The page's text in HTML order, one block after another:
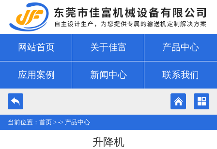
网站首页 关于佳富 产品中心
应用案例 新闻中心 联系我们
当前位置： 首页 > -> 产品中心
升降机